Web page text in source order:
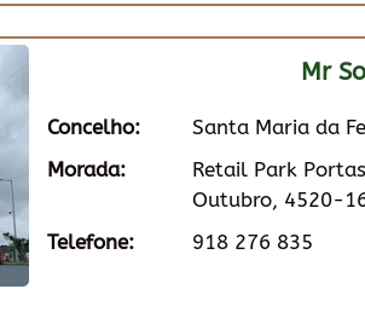
Mr
Concelho:
Santa Maria da
Morada:
Retail Park
Outubro, 4520-
Telefone:
918 276 835